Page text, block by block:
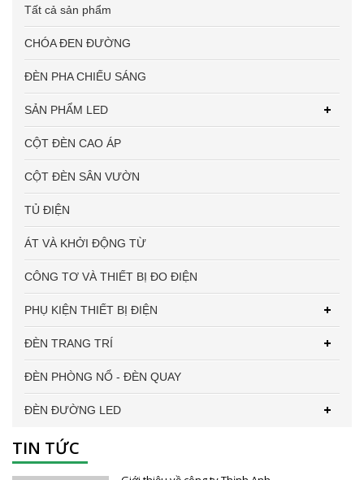
Tất cả sản phẩm
CHÓA ĐEN ĐƯỜNG
ĐÈN PHA CHIẾU SÁNG
SẢN PHẨM LED
CỘT ĐÈN CAO ÁP
CỘT ĐÈN SÂN VƯỜN
TỦ ĐIỆN
ÁT VÀ KHỞI ĐỘNG TỪ
CÔNG TƠ VÀ THIẾT BỊ ĐO ĐIỆN
PHỤ KIỆN THIẾT BỊ ĐIỆN
ĐÈN TRANG TRÍ
ĐÈN PHÒNG NỔ - ĐÈN QUAY
ĐÈN ĐƯỜNG LED
TIN TỨC